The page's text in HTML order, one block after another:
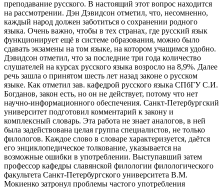
преподавание русского. В настоящий этот вопрос находится
на рассмотрении. Дэн Дэвидсон отметил, что, несомненно,
каждый народ должен заботиться о сохранении родного
языка. Очень важно, чтобы в тех странах, где русский язык
функционирует ещё в системе образования, можно было
сдавать экзамены на том языке, на котором учащимся удобно.
Дэвидсон отметил, что за последние три года количество
слушателей на курсах русского языка возросло на 8,9%. Далее
речь зашла о принятом шесть лет назад законе о русском
языке. Как отметил зав. кафедрой русского языка СПбГУ С.И.
Богданов, закон есть, но он не действует, потому что нет
научно-информационного обеспечения. Санкт-Петербургский
университет подготовил комментарий к закону и
комплексный словарь. Эта работа не знает аналогов, в ней
была задействована целая группа специалистов, не только
филологов. Каждое слово в словаре характеризуется, даётся
его энциклопедическое толкование, указывается на
возможные ошибки в употреблении. Выступавший затем
профессор кафедры славянской филологии филологического
факультета Санкт-Петербургского университета В.М.
Мокиенко затронул проблемы частого употребления